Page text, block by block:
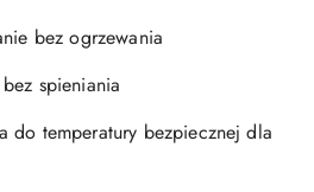
bez ogrzewania
spieniania
do temperatury bezpiecznej dla